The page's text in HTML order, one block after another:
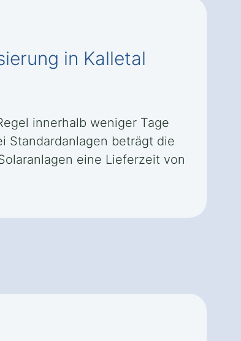
in Kalletal
innerhalb weniger Tage
Standardanlagen beträgt die
eine Lieferzeit von